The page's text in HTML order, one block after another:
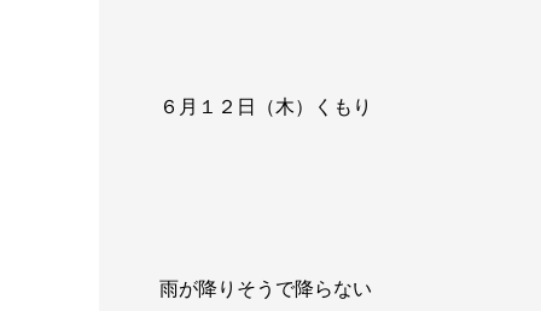
６月１２日（木）くもり
雨が降りそうで降らない